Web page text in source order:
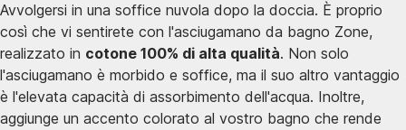
Avvolgersi in una soffice nuvola dopo la doccia. È proprio
così che vi sentirete con l'asciugamano da bagno Zone,
realizzato in cotone 100% di alta qualità. Non solo
l'asciugamano è morbido e soffice, ma il suo altro vantaggio
è l'elevata capacità di assorbimento dell'acqua. Inoltre,
aggiunge un accento colorato al vostro bagno che rende